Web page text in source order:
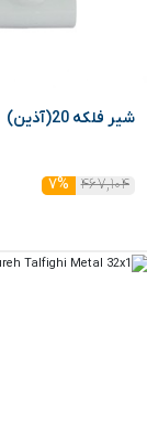
شیر فلکه 20(آذین)
۴۶۷,۱۰۴ ۷%